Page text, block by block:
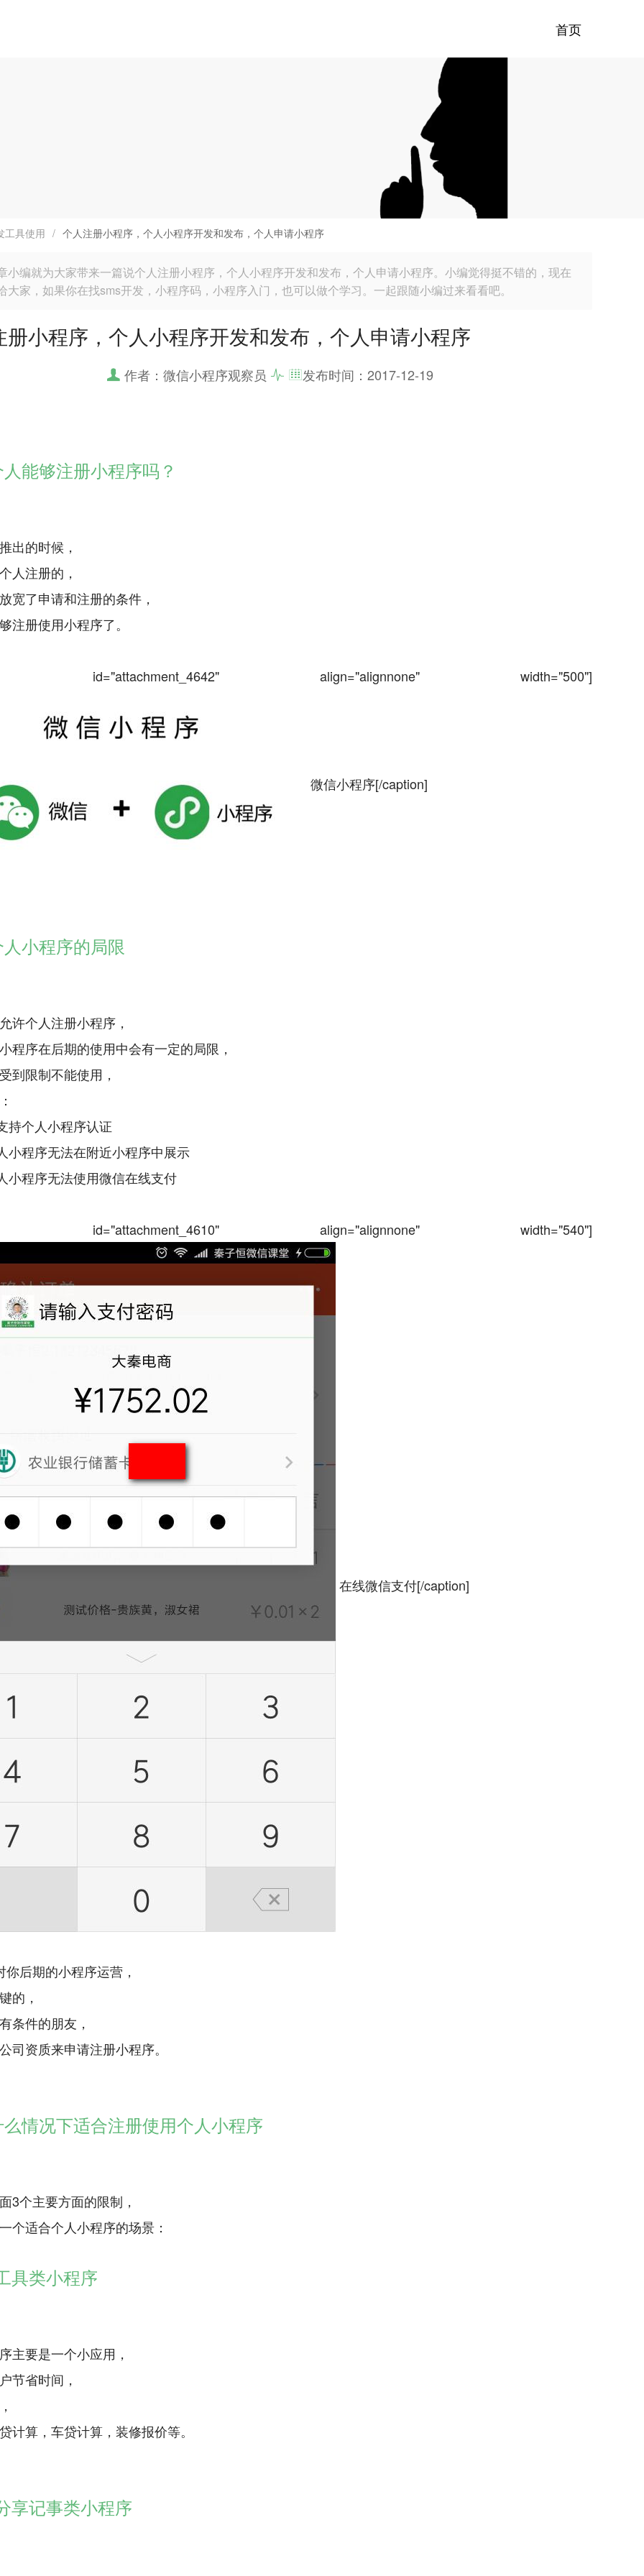
首页
工具使用 / 个人注册小程序，个人小程序开发和发布，个人申请小程序
小编就为大家带来一篇说个人注册小程序，个人小程序开发和发布，个人申请小程序。小编觉得挺不错的，现在
大家，如果你在找sms开发，小程序码，小程序入门，也可以做个学习。一起跟随小编过来看看吧。
册小程序，个人小程序开发和发布，个人申请小程序
作者：微信小程序观察员 发布时间： 2017-12-19
能够注册小程序吗？
出的时候，
人注册的，
宽了申请和注册的条件，
注册使用小程序了。
id="attachment_4642" align="alignnone" width="500"]
微信小程序[/caption]
小程序的局限
许个人注册小程序，
程序在后期的使用中会有一定的局限，
到限制不能使用，
持个人小程序认证
小程序无法在附近小程序中展示
小程序无法使用微信在线支付
id="attachment_4610" align="alignnone" width="540"]
在线微信支付[/caption]
你后期的小程序运营，
的，
条件的朋友，
司资质来申请注册小程序。
情况下适合注册使用个人小程序
3个主要方面的限制，
个适合个人小程序的场景：
具类小程序
主要是一个小应用，
节省时间，
计算，车贷计算，装修报价等。
享记事类小程序